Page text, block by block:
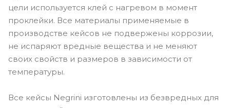
цели используется клей с нагревом в момент
проклейки. Все материалы применяемые в
производстве кейсов не подвержены коррозии,
не испаряют вредные вещества и не меняют
своих свойств и размеров в зависимости от
температуры.
Все кейсы Negrini изготовлены из безвредных для